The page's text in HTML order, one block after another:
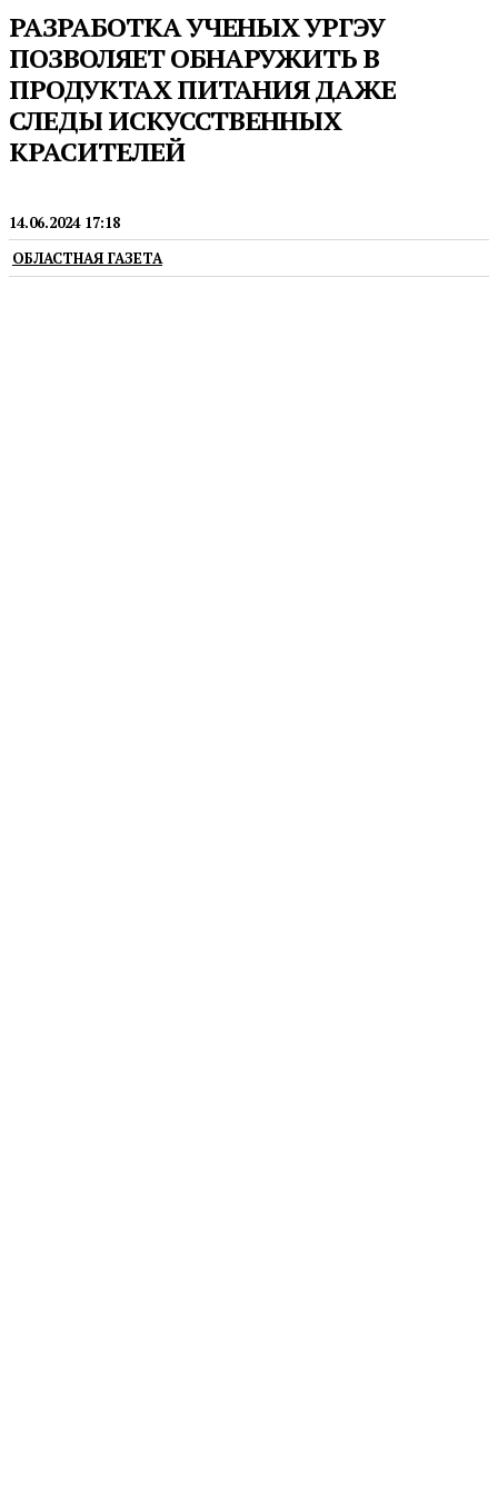
РАЗРАБОТКА УЧЕНЫХ УРГЭУ
ПОЗВОЛЯЕТ ОБНАРУЖИТЬ В
ПРОДУКТАХ ПИТАНИЯ ДАЖЕ
СЛЕДЫ ИСКУССТВЕННЫХ
КРАСИТЕЛЕЙ
14.06.2024 17:18
ОБЛАСТНАЯ ГАЗЕТА